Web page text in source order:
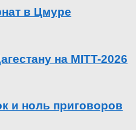
в Цмуре
на MITT-2026
и ноль приговоров